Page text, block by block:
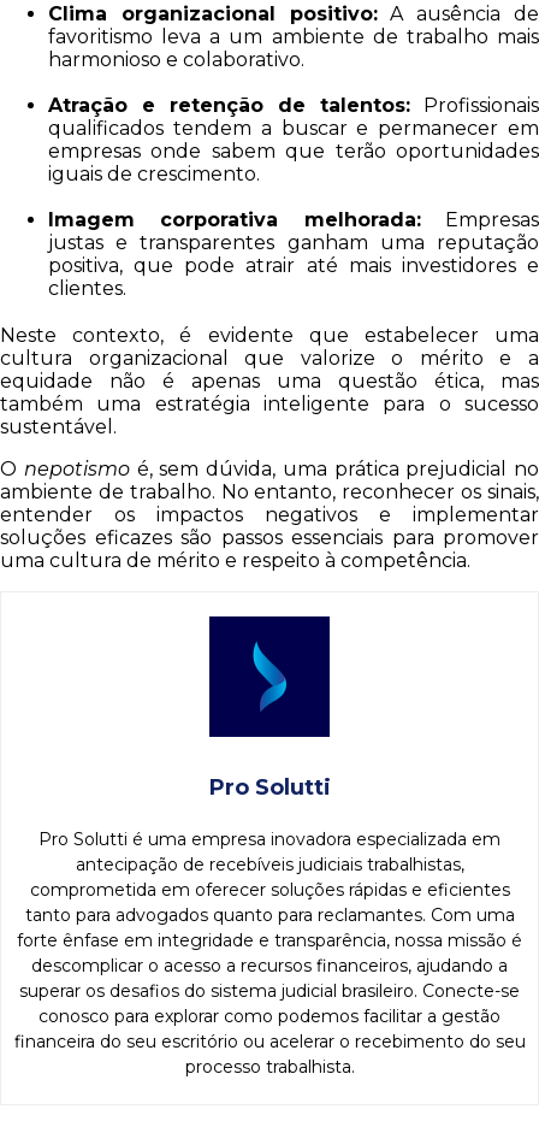
Clima organizacional positivo:A ausência de
favoritismo leva a um ambiente de trabalho mais
harmonioso e colaborativo.
Atração e retenção de talentos: Profissionais
qualificados tendem a buscar e permanecer em
empresas onde sabem que terão oportunidades
iguais de crescimento.
Imagem corporativa melhorada:Empresas
justas e transparentes ganham uma reputação
positiva, que pode atrair até mais investidores e
clientes.
Neste contexto, é evidente que estabelecer uma
cultura organizacional que valorize o mérito e a
equidade não é apenas uma questão ética, mas
também uma estratégia inteligente para o sucesso
sustentável.
O nepotismoé, sem dúvida, uma prática prejudicial no
ambiente de trabalho. No entanto, reconhecer os sinais,
entender os impactos negativos e implementar
soluções eficazes são passos essenciais para promover
uma cultura de mérito e respeito à competência.
Pro Solutti
Pro Solutti é uma empresa inovadora especializada em
antecipação de recebíveis judiciais trabalhistas,
comprometida em oferecer soluções rápidas e eficientes
tanto para advogados quanto para reclamantes. Com uma
forte ênfase em integridade e transparência, nossa missão é
descomplicar o acesso a recursos financeiros, ajudando a
superar os desafios do sistema judicial brasileiro. Conecte-se
conosco para explorar como podemos facilitar a gestão
financeira do seu escritório ou acelerar o recebimento do seu
processo trabalhista.